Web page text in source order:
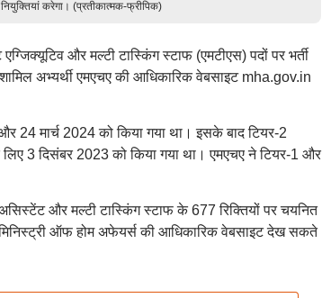
करेगा। (प्रतीकात्मक-फ्रीपिक)
और मल्टी टास्किंग स्टाफ (एमटीएस) पदों पर भर्ती
अभ्यर्थी एमएचए की आधिकारिक वेबसाइट mha.gov.in
24 मार्च 2024 को किया गया था। इसके बाद टियर-2
3 दिसंबर 2023 को किया गया था। एमएचए ने टियर-1 और
असिस्टेंट और मल्टी टास्किंग स्टाफ के 677 रिक्तियों पर चयनित
मिनिस्ट्री ऑफ होम अफेयर्स की आधिकारिक वेबसाइट देख सकते